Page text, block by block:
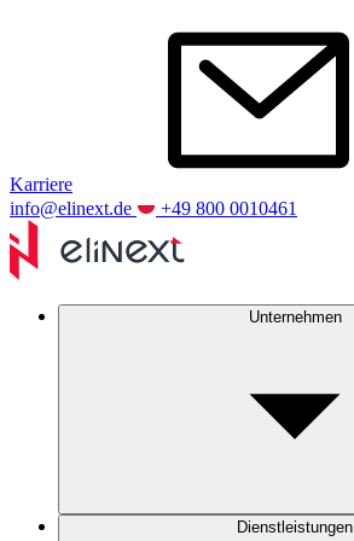
Karriere
info@elinext.de
+49 800 0010461
Unternehmen
Dienstleistungen